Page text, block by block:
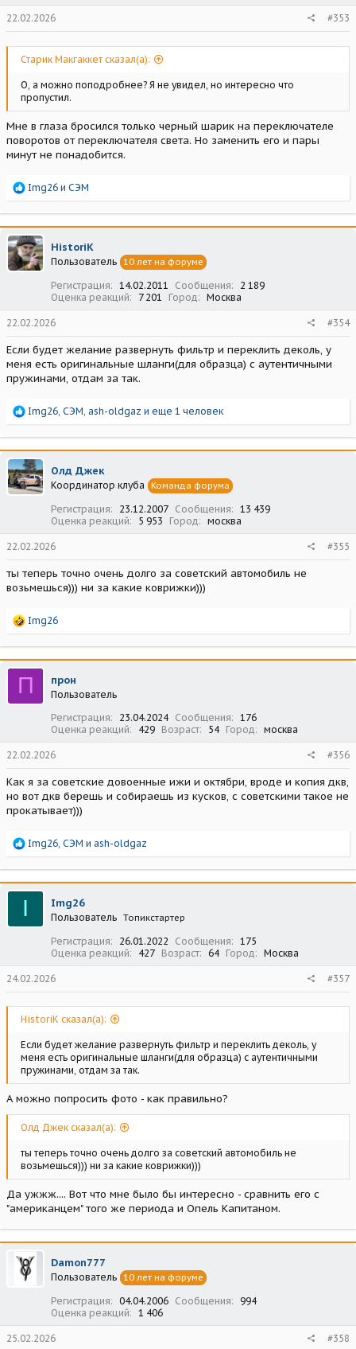
22.02.2026 #353
Старик Макгаккет сказал(а):
О, а можно поподробнее? Я не увидел, но интересно что
пропустил.
Мне в глаза бросился только черный шарик на переключателе
поворотов от переключателя света. Но заменить его и пары
минут не понадобится.
Р
а
к
ц
и
и
Img26 и СЭМ
HistoriK
Пользователь 10 лет на форуме
Регистрация 14.02.2011 Сообщения
2 189
Оценка реакций
7 201 Город Москва
22.02.2026 #354
Если будет желание развернуть фильтр и переклить деколь, у
меня есть оригинальные шланги(для образца) с аутентичными
пружинами, отдам за так.
Р
а
к
ц
и
и
Img26 СЭМ ash-oldgaz и еще 1 человек
Олд Джек
Координатор клуба Команда форума
Регистрация 23.12.2007 Сообщения
13 439
Оценка реакций
5 953 Город москва
22.02.2026 #355
ты теперь точно очень долго за советский автомобиль не
возьмешься))) ни за какие коврижки)))
Р
а
к
ц
и
и
Img26
П прон
Пользователь
Регистрация
23.04.2024 Сообщения
176
Оценка реакций
429 Возраст 54 Город москва
22.02.2026 #356
Как я за советские довоенные ижи и октябри, вроде и копия дкв,
но вот дкв берешь и собираешь из кусков, с советскими такое не
прокатывает)))
Р
а
к
ц
Img26 СЭМ и ash-oldgaz
I Img26
Пользователь Топикстартер
Регистрация 26.01.2022 Сообщения
175
Оценка реакций
427 Возраст 64 Город Москва
24.02.2026 #357
HistoriK сказал(а):
Если будет желание развернуть фильтр и переклить деколь, у
меня есть оригинальные шланги(для образца) с аутентичными
пружинами, отдам за так.
А можно попросить фото - как правильно?
Олд Джек сказал(а):
ты теперь точно очень долго за советский автомобиль не
возьмешься))) ни за какие коврижки)))
Да ужжж.... Вот что мне было бы интересно - сравнить его с
"американцем" того же периода и Опель Капитаном.
Damon777
Пользователь 10 лет на форуме
Регистрация 04.04.2006 Сообщения
994
Оценка реакций
1 406
25.02.2026 #358